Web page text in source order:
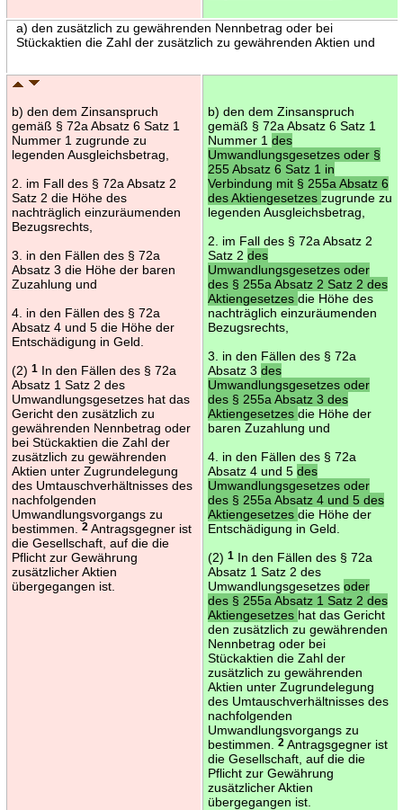
a) den zusätzlich zu gewährenden Nennbetrag oder bei
Stückaktien die Zahl der zusätzlich zu gewährenden Aktien und
b) den dem Zinsanspruch
gemäß § 72a Absatz 6 Satz 1
Nummer 1 zugrunde zu
legenden Ausgleichsbetrag,
2. im Fall des § 72a Absatz 2
Satz 2 die Höhe des
nachträglich einzuräumenden
Bezugsrechts,
3. in den Fällen des § 72a
Absatz 3 die Höhe der baren
Zuzahlung und
4. in den Fällen des § 72a
Absatz 4 und 5 die Höhe der
Entschädigung in Geld.
(2) 1In den Fällen des § 72a
Absatz 1 Satz 2 des
Umwandlungsgesetzes hat das
Gericht den zusätzlich zu
gewährenden Nennbetrag oder
bei Stückaktien die Zahl der
zusätzlich zu gewährenden
Aktien unter Zugrundelegung
des Umtauschverhältnisses des
nachfolgenden
Umwandlungsvorgangs zu
bestimmen.
2Antragsgegner ist
die Gesellschaft, auf die die
Pflicht zur Gewährung
zusätzlicher Aktien
übergegangen ist.
b) den dem Zinsanspruch
gemäß § 72a Absatz 6 Satz 1
Nummer 1 des
Umwandlungsgesetzes oder §
255 Absatz 6 Satz 1 in
Verbindung mit § 255a Absatz 6
des Aktiengesetzes zugrunde zu
legenden Ausgleichsbetrag,
2. im Fall des § 72a Absatz 2
Satz 2 des
Umwandlungsgesetzes oder
des § 255a Absatz 2 Satz 2 des
Aktiengesetzes die Höhe des
nachträglich einzuräumenden
Bezugsrechts,
3. in den Fällen des § 72a
Absatz 3 des
Umwandlungsgesetzes oder
des § 255a Absatz 3 des
Aktiengesetzes die Höhe der
baren Zuzahlung und
4. in den Fällen des § 72a
Absatz 4 und 5 des
Umwandlungsgesetzes oder
des § 255a Absatz 4 und 5 des
Aktiengesetzes die Höhe der
Entschädigung in Geld.
(2) 1In den Fällen des § 72a
Absatz 1 Satz 2 des
Umwandlungsgesetzes oder
des § 255a Absatz 1 Satz 2 des
Aktiengesetzes hat das Gericht
den zusätzlich zu gewährenden
Nennbetrag oder bei
Stückaktien die Zahl der
zusätzlich zu gewährenden
Aktien unter Zugrundelegung
des Umtauschverhältnisses des
nachfolgenden
Umwandlungsvorgangs zu
bestimmen.
2Antragsgegner ist
die Gesellschaft, auf die die
Pflicht zur Gewährung
zusätzlicher Aktien
übergegangen ist.